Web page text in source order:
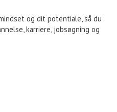
og dit potentiale, så du
karriere, jobsøgning og